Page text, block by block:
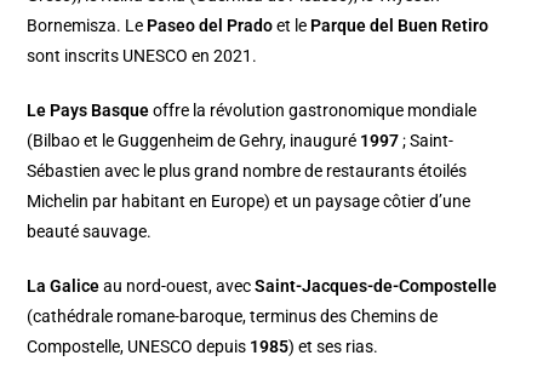
Bornemisza. Le Paseo del Pradoet le Parque del Buen Retiro
sont inscrits UNESCO en 2021.
Le Pays Basqueoffre la révolution gastronomique mondiale
(Bilbao et le Guggenheim de Gehry, inauguré 1997; Saint-
Sébastien avec le plus grand nombre de restaurants étoilés
Michelin par habitant en Europe) et un paysage côtier d’une
beauté sauvage.
La Galiceau nord-ouest, avecSaint-Jacques-de-Compostelle
(cathédrale romane-baroque, terminus des Chemins de
Compostelle, UNESCO depuis 1985) et ses rias.